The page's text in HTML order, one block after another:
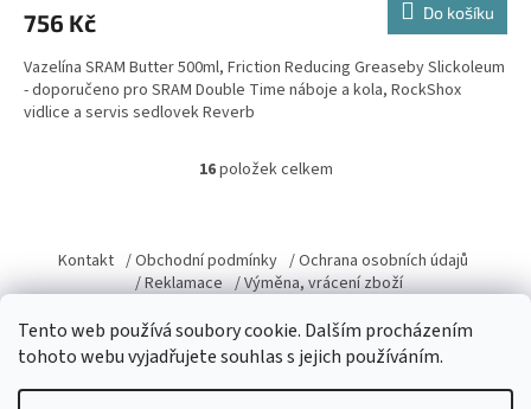
Tento web používá soubory cookie. Dalším procházením
tohoto webu vyjadřujete souhlas s jejich používáním.
756 Kč Do košíku
Vazelína SRAM Butter 500ml, Friction Reducing Greaseby Slickoleum
- doporučeno pro SRAM Double Time náboje a kola, RockShox
vidlice a servis sedlovek Reverb
O
d
a
í
p
16položek celkem
p
a
Kontakt / Obchodní podmínky / Ochrana osobních údajů
/ Reklamace / Výměna, vrácení zboží